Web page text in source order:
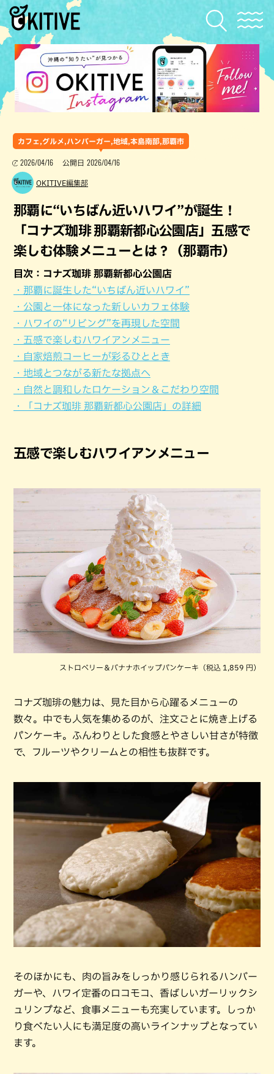
カフェ,グルメ,ハンバーガー,地域,本島南部,那覇市
2026/04/16 公開日 2026/04/16
OKITIVE編集部
那覇に“いちばん近いハワイ”が誕生！
「コナズ珈琲 那覇新都心公園店」五感で
楽しむ体験メニューとは？（那覇市）
目次：コナズ珈琲 那覇新都心公園店
・那覇に誕生した“いちばん近いハワイ”
・公園と一体になった新しいカフェ体験
・ハワイの“リビング”を再現した空間
・五感で楽しむハワイアンメニュー
・自家焙煎コーヒーが彩るひととき
・地域とつながる新たな拠点へ
・自然と調和したロケーション＆こだわり空間
・「コナズ珈琲 那覇新都心公園店」の詳細
五感で楽しむハワイアンメニュー
ストロベリー＆バナナホイップパンケーキ（税込 1,859 円）
コナズ珈琲の魅力は、見た目から心躍るメニューの
数々。中でも人気を集めるのが、注文ごとに焼き上げる
パンケーキ。ふんわりとした食感とやさしい甘さが特徴
で、フルーツやクリームとの相性も抜群です。
そのほかにも、肉の旨みをしっかり感じられるハンバー
ガーや、ハワイ定番のロコモコ、香ばしいガーリックシ
ュリンプなど、食事メニューも充実しています。しっか
り食べたい人にも満足度の高いラインナップとなってい
ます。